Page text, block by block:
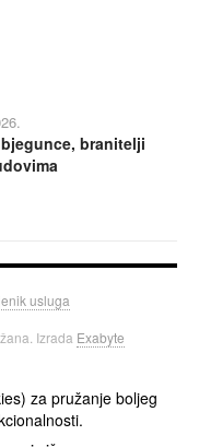
branitelji
usluga
Izrada Exabyte
za pružanje boljeg